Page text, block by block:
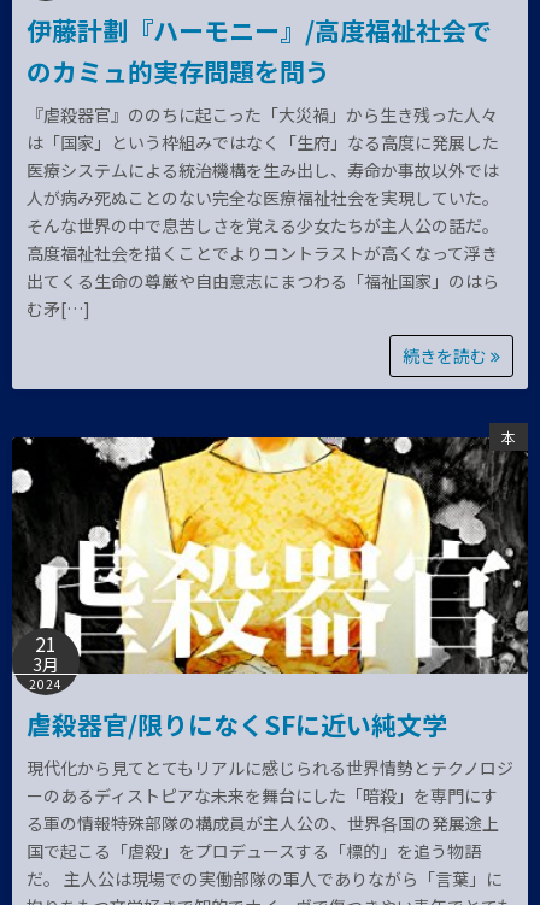
伊藤計劃『ハーモニー』/高度福祉社会で
のカミュ的実存問題を問う
『虐殺器官』ののちに起こった「大災禍」から生き残った人々
は「国家」という枠組みではなく「生府」なる高度に発展した
医療システムによる統治機構を生み出し、寿命か事故以外では
人が病み死ぬことのない完全な医療福祉社会を実現していた。
そんな世界の中で息苦しさを覚える少女たちが主人公の話だ。
高度福祉社会を描くことでよりコントラストが高くなって浮き
出てくる生命の尊厳や自由意志にまつわる「福祉国家」のはら
む矛[…]
続きを読む
本
21
3月
2024
虐殺器官/限りになくSFに近い純文学
現代化から見てとてもリアルに感じられる世界情勢とテクノロジ
ーのあるディストピアな未来を舞台にした「暗殺」を専門にす
る軍の情報特殊部隊の構成員が主人公の、世界各国の発展途上
国で起こる「虐殺」をプロデュースする「標的」を追う物語
だ。 主人公は現場での実働部隊の軍人でありながら「言葉」に